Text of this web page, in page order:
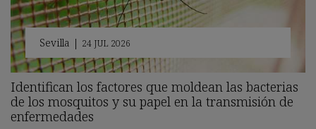
Sevilla | 24 JUL 2026
Identifican los factores que moldean las bacterias
de los mosquitos y su papel en la transmisión de
enfermedades